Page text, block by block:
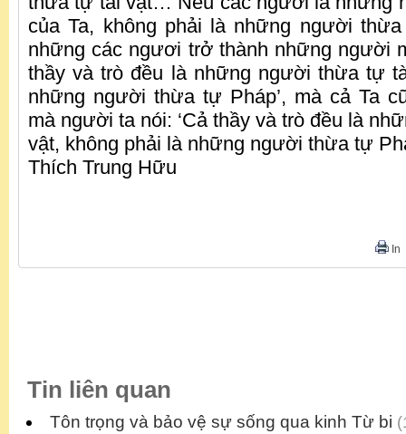
của Ta, không phải là những người
những các ngươi trở thành những người
thầy và trò đều là những người thừa tự
những người thừa tự Pháp’, mà cả Ta
mà người ta nói: ‘Cả thầy và trò đều là
vật, không phải là những người thừa tự
Thích Trung Hữu
In
Tin liên quan
Tôn trọng và bảo vệ sự sống qua kinh Từ bi